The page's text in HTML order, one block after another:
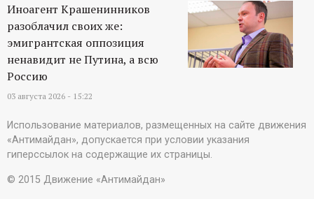
Иноагент Крашенинников
разоблачил своих же:
эмигрантская оппозиция
ненавидит не Путина, а всю
Россию
03 августа 2026 - 15:22
Использование материалов, размещенных на сайте движения
«Антимайдан», допускается при условии указания
гиперссылок на содержащие их страницы.
© 2015 Движение «Антимайдан»